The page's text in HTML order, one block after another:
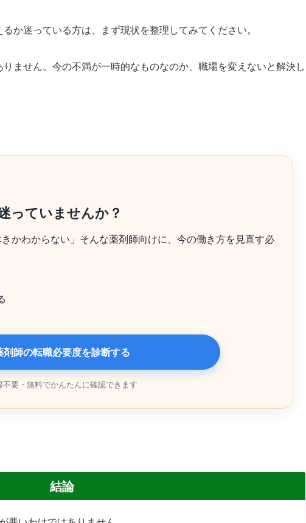
か迷っている方は、まず現状を整理してみてください。
ません。今の不満が一時的なものなのか、職場を変えないと解決し
っていませんか？
かわからない」そんな薬剤師向けに、今の働き方を見直す必
剤師の転職必要度を診断する
不要・無料でかんたんに確認できます
結論